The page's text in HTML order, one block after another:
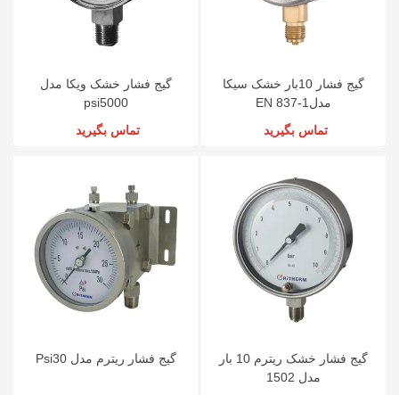
گیج فشار 10بار خشک سیکا
مدلEN 837-1
تماس بگیرید
گیج فشار خشک ویکا مدل
psi5000
تماس بگیرید
گیج فشار خشک ریترم 10 بار
مدل 1502
گیج فشار ریترم مدل Psi30